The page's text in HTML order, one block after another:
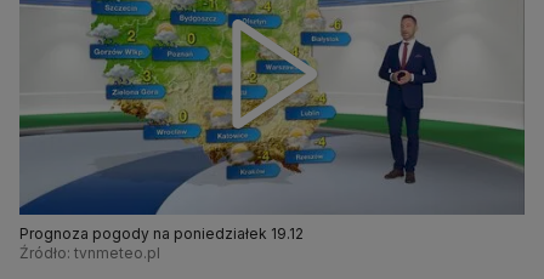
Prognoza pogody na poniedziałek 19.12
Źródło: tvnmeteo.pl